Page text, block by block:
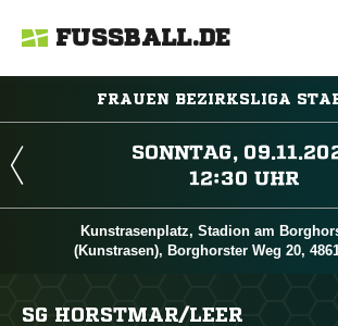
FUSSBALL.DE
FRAUEN BEZIRKSLIGA

 
Kunstrasenplatz, Stadion am
(Kunstrasen), Borghorster Weg 20,
SG HORSTMAR/​LEER